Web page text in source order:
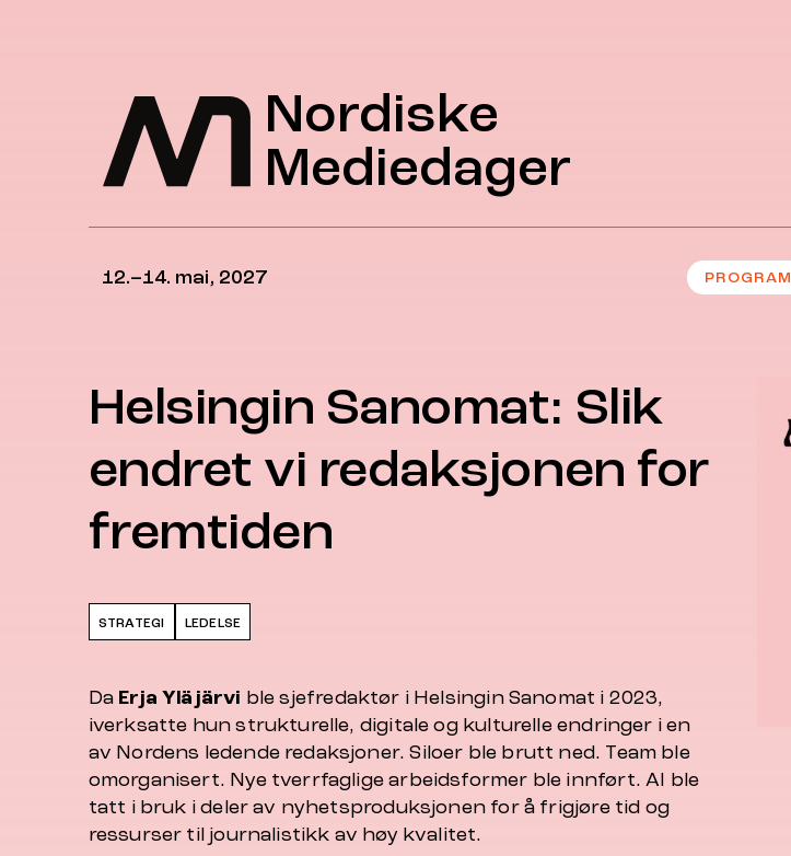
Nordiske
Mediedager
12.–14. mai, 2027 PROGRAM
Helsingin Sanomat: Slik
endret vi redaksjonen for
fremtiden
STRATEGI LEDELSE
Da Erja Yläjärvi ble sjefredaktør i Helsingin Sanomat i 2023,
iverksatte hun strukturelle, digitale og kulturelle endringer i en
av Nordens ledende redaksjoner. Siloer ble brutt ned. Team ble
omorganisert. Nye tverrfaglige arbeidsformer ble innført. AI ble
tatt i bruk i deler av nyhetsproduksjonen for å frigjøre tid og
ressurser til journalistikk av høy kvalitet.